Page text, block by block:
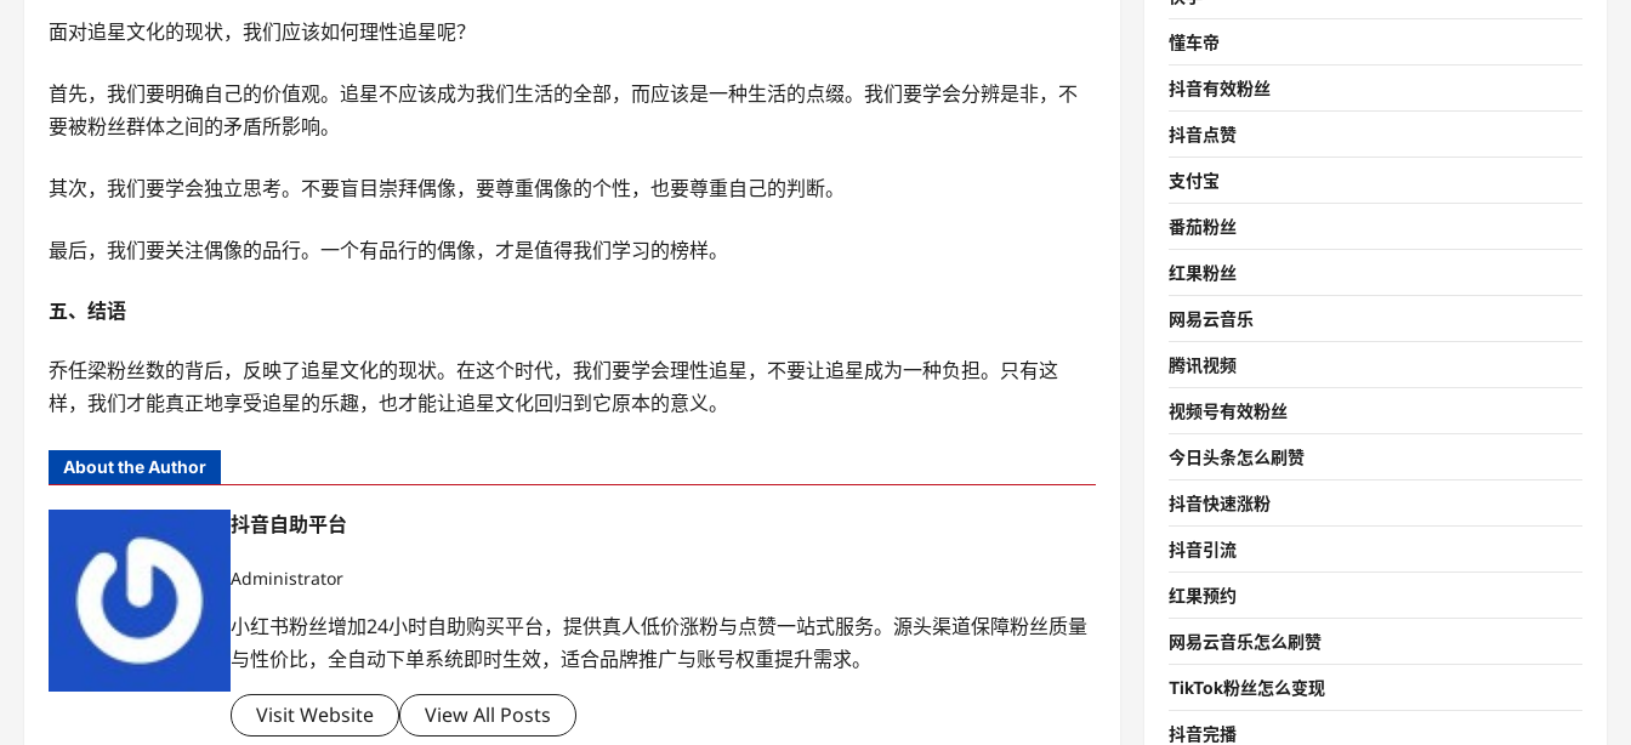
面对追星文化的现状，我们应该如何理性追星呢？
首先，我们要明确自己的价值观。追星不应该成为我们生活的全部，而应该是一种生活的点缀。我们要学会分辨是非，不
要被粉丝群体之间的矛盾所影响。
其次，我们要学会独立思考。不要盲目崇拜偶像，要尊重偶像的个性，也要尊重自己的判断。
最后，我们要关注偶像的品行。一个有品行的偶像，才是值得我们学习的榜样。
五、结语
乔任梁粉丝数的背后，反映了追星文化的现状。在这个时代，我们要学会理性追星，不要让追星成为一种负担。只有这
样，我们才能真正地享受追星的乐趣，也才能让追星文化回归到它原本的意义。
About the Author
抖音自助平台
Administrator
小红书粉丝增加24小时自助购买平台，提供真人低价涨粉与点赞一站式服务。源头渠道保障粉丝质量
与性价比，全自动下单系统即时生效，适合品牌推广与账号权重提升需求。
Visit Website View All Posts
懂车帝
抖音有效粉丝
抖音点赞
支付宝
番茄粉丝
红果粉丝
网易云音乐
腾讯视频
视频号有效粉丝
今日头条怎么刷赞
抖音快速涨粉
抖音引流
红果预约
网易云音乐怎么刷赞
TikTok粉丝怎么变现
抖音完播